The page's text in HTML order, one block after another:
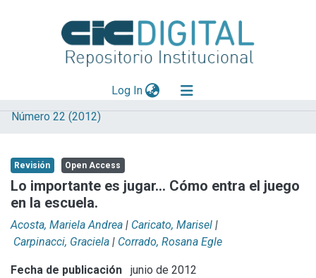
Log In(current)
Explorar
Aportar material
Statistics
Número 22 (2012)
Revisión Open Access
Lo importante es jugar… Cómo entra el juego
en la escuela.
Acosta, Mariela Andrea | Caricato, Marisel |
Carpinacci, Graciela | Corrado, Rosana Egle
Fecha de publicación junio de 2012